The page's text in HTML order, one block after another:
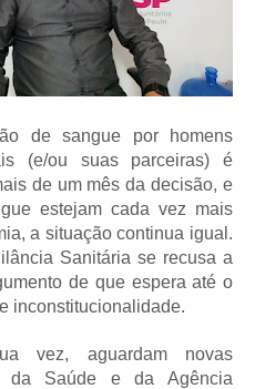
de sangue por homens
(e/ou suas parceiras) é
de um mês da decisão, e
estejam cada vez mais
a situação continua igual.
Sanitária se recusa a
de que espera até o
inconstitucionalidade.
vez, aguardam novas
da Saúde e da Agência